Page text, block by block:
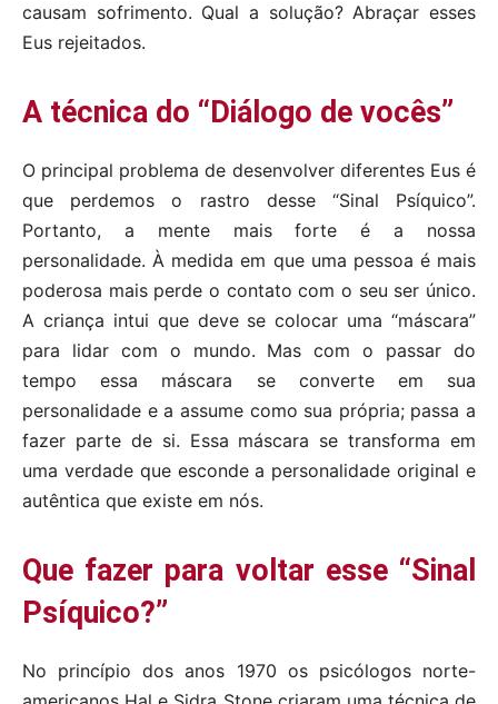
causam sofrimento. Qual a solução? Abraçar esses
Eus rejeitados.
A técnica do “Diálogo de vocês”
O principal problema de desenvolver diferentes Eus é
que perdemos o rastro desse “Sinal Psíquico”.
Portanto, a mente mais forte é a nossa
personalidade. À medida em que uma pessoa é mais
poderosa mais perde o contato com o seu ser único.
A criança intui que deve se colocar uma “máscara”
para lidar com o mundo. Mas com o passar do
tempo essa máscara se converte em sua
personalidade e a assume como sua própria; passa a
fazer parte de si. Essa máscara se transforma em
uma verdade que esconde a personalidade original e
autêntica que existe em nós.
Que fazer para voltar esse “Sinal
Psíquico?”
No princípio dos anos 1970 os psicólogos norte-